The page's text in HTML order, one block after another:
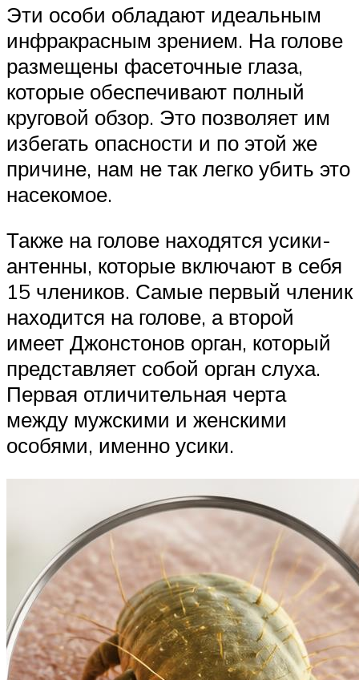
Эти особи обладают идеальным
инфракрасным зрением. На голове
размещены фасеточные глаза,
которые обеспечивают полный
круговой обзор. Это позволяет им
избегать опасности и по этой же
причине, нам не так легко убить это
насекомое.
Также на голове находятся усики-
антенны, которые включают в себя
15 члеников. Самые первый членик
находится на голове, а второй
имеет Джонстонов орган, который
представляет собой орган слуха.
Первая отличительная черта
между мужскими и женскими
особями, именно усики.